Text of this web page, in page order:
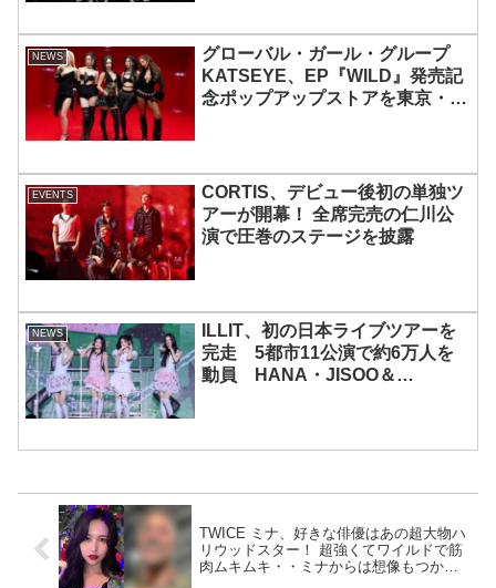
NEWS
グローバル・ガール・グループ
KATSEYE、EP『WILD』発売記
念ポップアップストアを東京・原
EVENTS
CORTIS、デビュー後初の単独ツ
アーが開幕！ 全席完売の仁川公
演で圧巻のステージを披露
NEWS
ILLIT、初の日本ライブツアーを
完走 5都市11公演で約6万人を
動員 HANA・JISOO＆
TWICE ミナ、好きな俳優はあの超大物ハ
リウッドスター！ 超強くてワイルドで筋
肉ムキムキ・・ミナからは想像もつかな